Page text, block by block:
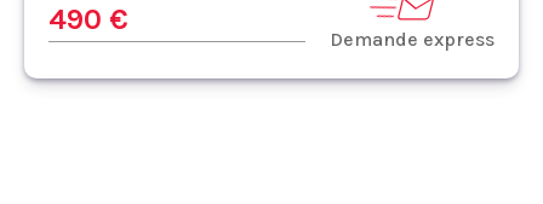
490 €
Demande express